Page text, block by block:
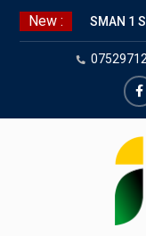
Skip
New :
SNBP
Suliki
Kasat